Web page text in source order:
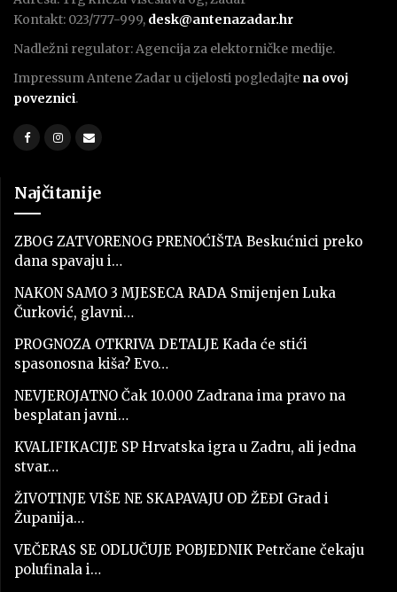
Kontakt: 023/777-999, desk@antenazadar.hr
Nadležni regulator: Agencija za elektorničke medije.
Impressum Antene Zadar u cijelosti pogledajte na ovoj
poveznici.
Najčitanije
ZBOG ZATVORENOG PRENOĆIŠTA Beskućnici preko
dana spavaju i…
NAKON SAMO 3 MJESECA RADA Smijenjen Luka
Čurković, glavni…
PROGNOZA OTKRIVA DETALJE Kada će stići
spasonosna kiša? Evo…
NEVJEROJATNO Čak 10.000 Zadrana ima pravo na
besplatan javni…
KVALIFIKACIJE SP Hrvatska igra u Zadru, ali jedna
stvar…
ŽIVOTINJE VIŠE NE SKAPAVAJU OD ŽEĐI Grad i
Županija…
VEČERAS SE ODLUČUJE POBJEDNIK Petrčane čekaju
polufinala i…